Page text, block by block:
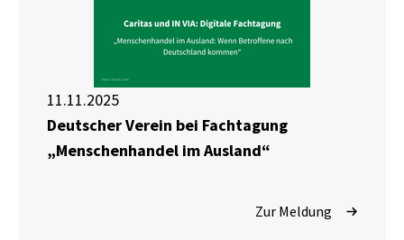
11.11.2025
Deutscher Verein bei Fachtagung
„Menschenhandel im Ausland“
Zur Meldung